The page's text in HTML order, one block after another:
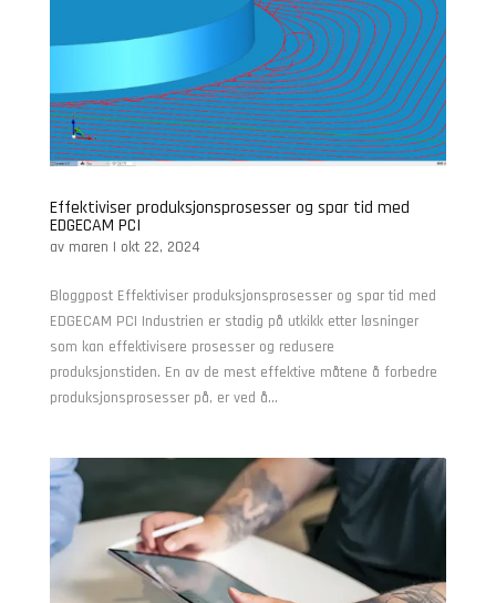
Effektiviser produksjonsprosesser og spar tid med
EDGECAM PCI
av maren | okt 22, 2024
Bloggpost Effektiviser produksjonsprosesser og spar tid med
EDGECAM PCI Industrien er stadig på utkikk etter løsninger
som kan effektivisere prosesser og redusere
produksjonstiden. En av de mest effektive måtene å forbedre
produksjonsprosesser på, er ved å...